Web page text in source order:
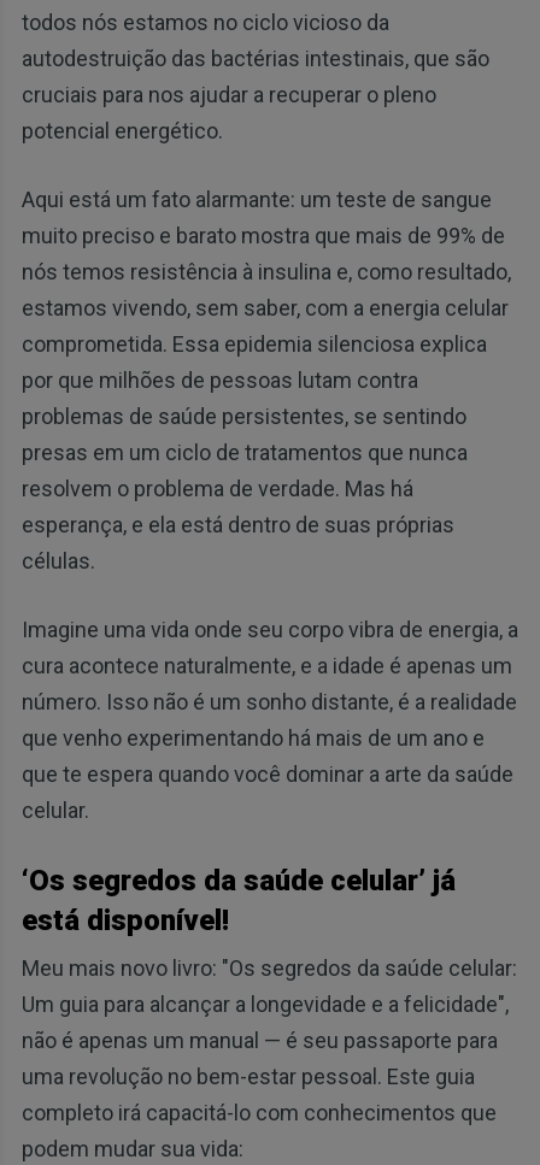
todos nós estamos no ciclo vicioso da
autodestruição das bactérias intestinais, que são
cruciais para nos ajudar a recuperar o pleno
potencial energético.
Aqui está um fato alarmante: um teste de sangue
muito preciso e barato mostra que mais de 99% de
nós temos resistência à insulina e, como resultado,
estamos vivendo, sem saber, com a energia celular
comprometida. Essa epidemia silenciosa explica
por que milhões de pessoas lutam contra
problemas de saúde persistentes, se sentindo
presas em um ciclo de tratamentos que nunca
resolvem o problema de verdade. Mas há
esperança, e ela está dentro de suas próprias
células.
Imagine uma vida onde seu corpo vibra de energia, a
cura acontece naturalmente, e a idade é apenas um
número. Isso não é um sonho distante, é a realidade
que venho experimentando há mais de um ano e
que te espera quando você dominar a arte da saúde
celular.
‘Os segredos da saúde celular’ já
está disponível!
Meu mais novo livro: "Os segredos da saúde celular:
Um guia para alcançar a longevidade e a felicidade",
não é apenas um manual — é seu passaporte para
uma revolução no bem-estar pessoal. Este guia
completo irá capacitá-lo com conhecimentos que
podem mudar sua vida: